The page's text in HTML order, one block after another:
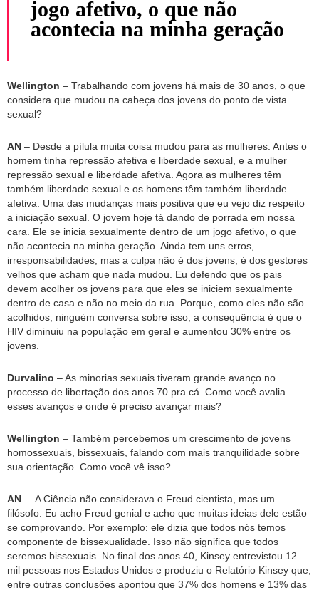
jogo afetivo, o que não
acontecia na minha geração
Wellington – Trabalhando com jovens há mais de 30 anos, o que
considera que mudou na cabeça dos jovens do ponto de vista
sexual?
AN – Desde a pílula muita coisa mudou para as mulheres. Antes o
homem tinha repressão afetiva e liberdade sexual, e a mulher
repressão sexual e liberdade afetiva. Agora as mulheres têm
também liberdade sexual e os homens têm também liberdade
afetiva. Uma das mudanças mais positiva que eu vejo diz respeito
a iniciação sexual. O jovem hoje tá dando de porrada em nossa
cara. Ele se inicia sexualmente dentro de um jogo afetivo, o que
não acontecia na minha geração. Ainda tem uns erros,
irresponsabilidades, mas a culpa não é dos jovens, é dos gestores
velhos que acham que nada mudou. Eu defendo que os pais
devem acolher os jovens para que eles se iniciem sexualmente
dentro de casa e não no meio da rua. Porque, como eles não são
acolhidos, ninguém conversa sobre isso, a consequência é que o
HIV diminuiu na população em geral e aumentou 30% entre os
jovens.
Durvalino – As minorias sexuais tiveram grande avanço no
processo de libertação dos anos 70 pra cá. Como você avalia
esses avanços e onde é preciso avançar mais?
Wellington – Também percebemos um crescimento de jovens
homossexuais, bissexuais, falando com mais tranquilidade sobre
sua orientação. Como você vê isso?
AN – A Ciência não considerava o Freud cientista, mas um
filósofo. Eu acho Freud genial e acho que muitas ideias dele estão
se comprovando. Por exemplo: ele dizia que todos nós temos
componente de bissexualidade. Isso não significa que todos
seremos bissexuais. No final dos anos 40, Kinsey entrevistou 12
mil pessoas nos Estados Unidos e produziu o Relatório Kinsey que,
entre outras conclusões apontou que 37% dos homens e 13% das